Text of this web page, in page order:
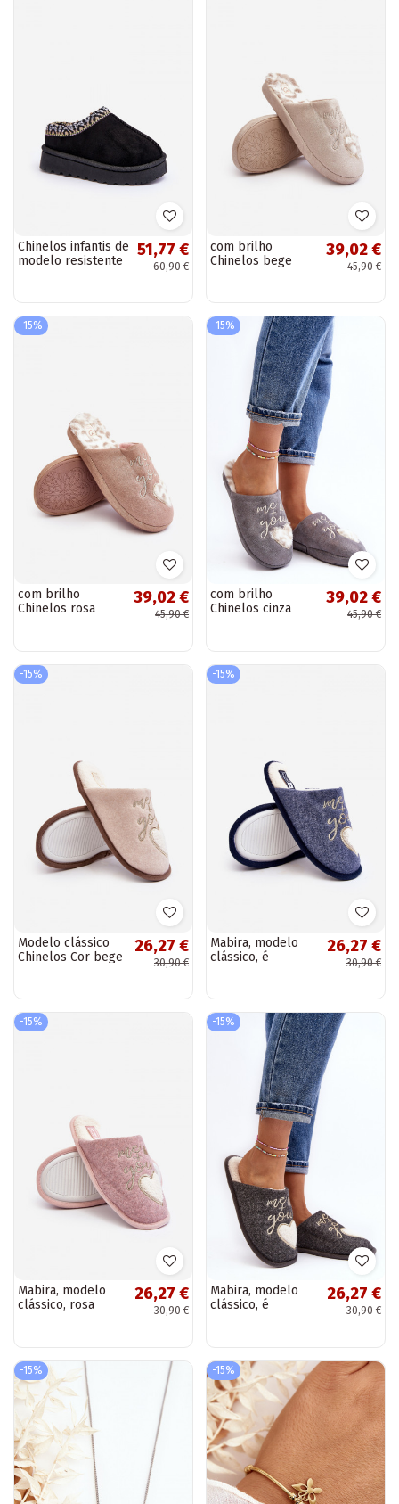
Chinelos infantis de
modelo resistente
51,77 €
60,90 €
com brilho
Chinelos bege
39,02 €
45,90 €
-15%
com brilho
Chinelos rosa
39,02 €
45,90 €
-15%
com brilho
Chinelos cinza
39,02 €
45,90 €
-15%
Modelo clássico
Chinelos Cor bege
26,27 €
30,90 €
-15%
Mabira, modelo
clássico, é
26,27 €
30,90 €
-15%
Mabira, modelo
clássico, rosa
26,27 €
30,90 €
-15%
Mabira, modelo
clássico, é
26,27 €
30,90 €
-15% -15%